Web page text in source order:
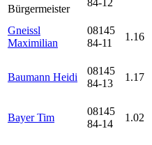
Bürgermeister
84-12
Gneissl
Maximilian
08145
84-11
1.16
Baumann Heidi
08145
84-13
1.17
Bayer Tim
08145
84-14
1.02